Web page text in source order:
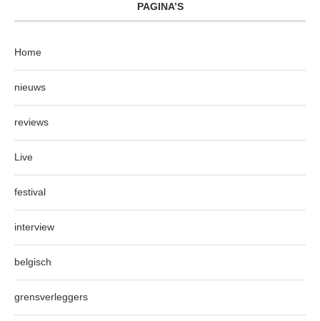
PAGINA’S
Home
nieuws
reviews
Live
festival
interview
belgisch
grensverleggers